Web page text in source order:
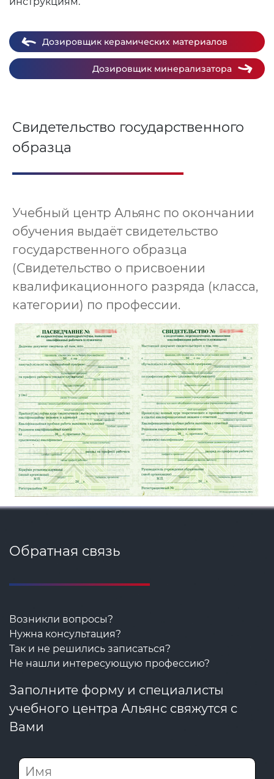
Дозировщик керамических материалов
Дозировщик минерализатора
Свидетельство государственного
образца
Учебный центр Альянс по окончании
обучения выдаёт свидетельство
государственного образца
(Свидетельство о присвоении
квалификационного разряда (класса,
категории) по профессии.
Обратная связь
Возникли вопросы?
Нужна консультация?
Так и не решились записаться?
Не нашли интересующую профессию?
Заполните форму и специалисты
учебного центра Альянс свяжутся с
Вами